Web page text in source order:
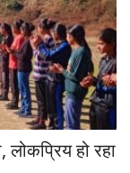
संशोधन के